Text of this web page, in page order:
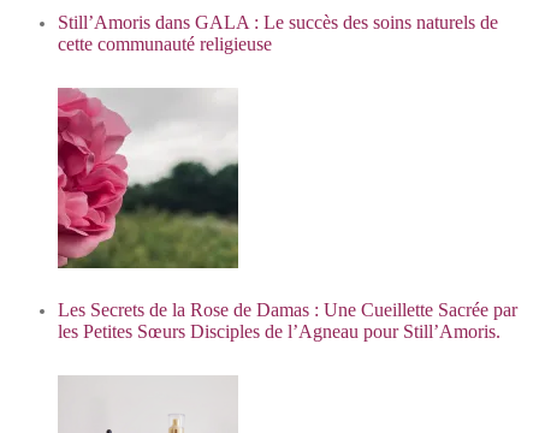
Still’Amoris dans GALA : Le succès des soins naturels de
cette communauté religieuse
Les Secrets de la Rose de Damas : Une Cueillette Sacrée par
les Petites Sœurs Disciples de l’Agneau pour Still’Amoris.